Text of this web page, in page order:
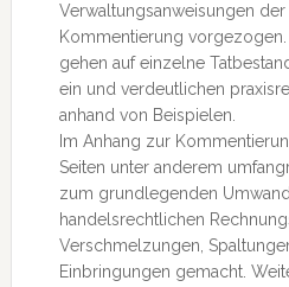
Verwaltungsanweisungen
Kommentierung vorgezogen.
gehen auf einzelne
ein und verdeutlichen
anhand von Beispielen.
Im Anhang zur
Seiten unter anderem
zum grundlegenden
handelsrechtlichen
Verschmelzungen,
Einbringungen gemacht.